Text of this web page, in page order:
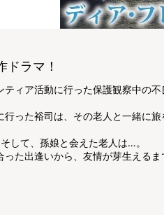
ラマ！
ィア活動に行った保護観察中の
った裕司は、その老人と一緒に
して、孫娘と会えた老人は…。
た出逢いから、友情が芽生えるま